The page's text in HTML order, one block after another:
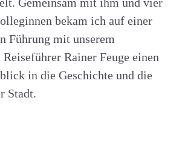
bekam ich auf einer
Führung mit unserem
Rainer Feuge einen
in die Geschichte und die
Stadt.